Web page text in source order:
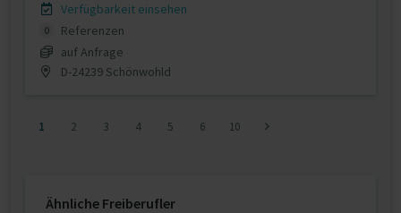
Verfügbarkeit einsehen
0
Referenzen
auf Anfrage
D-24239 Schönwohld
1 2 3 4 5 6 10
Ähnliche Freiberufler